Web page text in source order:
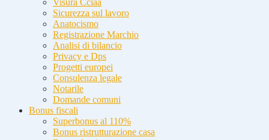
Visura Cciaa
Sicurezza sul lavoro
Anatocismo
Registrazione Marchio
Analisi di bilancio
Privacy e Dps
Progetti europei
Consulenza legale
Notarile
Domande comuni
Bonus fiscali
Superbonus al 110%
Bonus ristrutturazione casa